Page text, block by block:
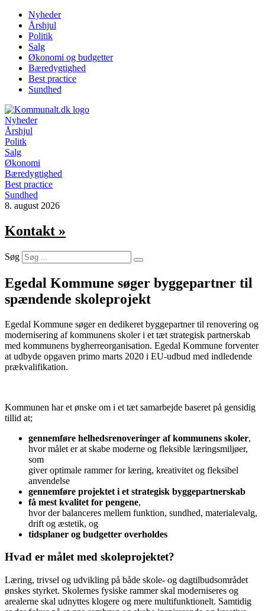
Videre
indhold
Nyheder
Årshjul
Politik
Salg
Økonomi og budgetter
Bæredygtighed
Best practice
Sundhed
Nyheder
Årshjul
Politk
Salg
Økonomi
Bæredygtighed
Best practice
Sundhed
8. august 2026
Kontakt »
Søg
Egedal Kommune søger byggepartner til
spændende skoleprojekt
Egedal Kommune søger en dedikeret byggepartner til renovering og
modernisering af kommunens skoler i et tæt strategisk partnerskab
med kommunens bygherreorganisation. Egedal Kommune forventer
at udbyde opgaven primo marts 2020 i EU-udbud med indledende
prækvalifikation.
Kommunen har et ønske om i et tæt samarbejde baseret på gensidig
tillid at;
gennemføre helhedsrenoveringer af kommunens skoler,
hvor målet er at skabe moderne og fleksible læringsmiljøer,
som
giver optimale rammer for læring, kreativitet og fleksibel
anvendelse
gennemføre projektet i et strategisk byggepartnerskab
få mest kvalitet for pengene,
hvor der balanceres mellem funktion, sundhed, materialevalg,
drift og æstetik, og
tidsplaner og budgetter overholdes
Hvad er målet med skoleprojektet?
Læring, trivsel og udvikling på både skole- og dagtilbudsområdet
ønskes styrket. Skolernes fysiske rammer skal moderniseres og
arealerne skal udnyttes klogere og mere multifunktionelt. Samtidig